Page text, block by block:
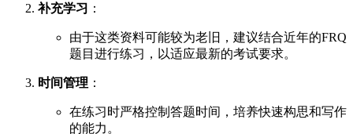
补充学习 ：
由于这类资料可能较为老旧，建议结合近年的FRQ
题目进行练习，以适应最新的考试要求。
时间管理 ：
在练习时严格控制答题时间，培养快速构思和写作
的能力。